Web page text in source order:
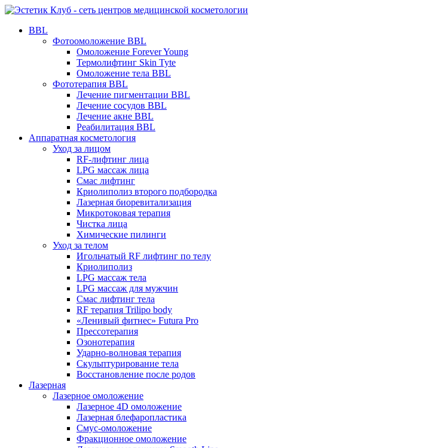
BBL
Фотоомоложение BBL
Омоложение Forever Young
Термолифтинг Skin Tyte
Омоложение тела BBL
Фототерапия BBL
Лечение пигментации BBL
Лечение сосудов BBL
Лечение акне BBL
Реабилитация BBL
Аппаратная косметология
Уход за лицом
RF-лифтинг лица
LPG массаж лица
Смас лифтинг
Криолиполиз второго подбородка
Лазерная биоревитализация
Микротоковая терапия
Чистка лица
Химические пилинги
Уход за телом
Игольчатый RF лифтинг по телу
Криолиполиз
LPG массаж тела
LPG массаж для мужчин
Смас лифтинг тела
RF терапия Trilipo body
«Ленивый фитнес» Futura Pro
Прессотерапия
Озонотерапия
Ударно-волновая терапия
Скульптурирование тела
Восстановление после родов
Лазерная
Лазерное омоложение
Лазерное 4D омоложение
Лазерная блефаропластика
Смус-омоложение
Фракционное омоложение